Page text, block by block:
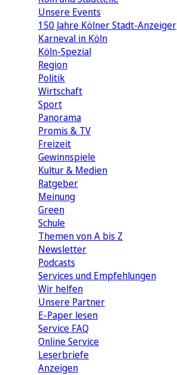
Unsere Events
150 Jahre Kölner Stadt-Anzeiger
Karneval in Köln
Köln-Spezial
Region
Politik
Wirtschaft
Sport
Panorama
Promis & TV
Freizeit
Gewinnspiele
Kultur & Medien
Ratgeber
Meinung
Green
Schule
Themen von A bis Z
Newsletter
Podcasts
Services und Empfehlungen
Wir helfen
Unsere Partner
E-Paper lesen
Service FAQ
Online Service
Leserbriefe
Anzeigen